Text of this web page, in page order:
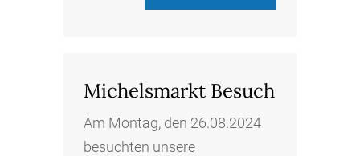
Michelsmarkt Besuch
Am Montag, den 26.08.2024
besuchten unsere